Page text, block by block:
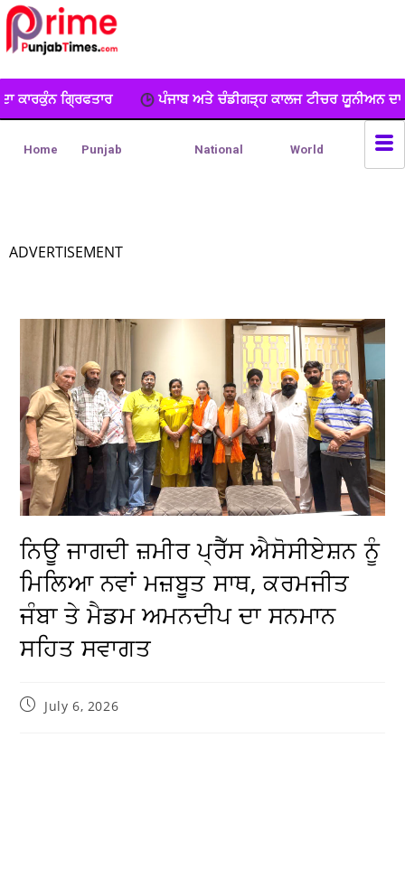
ਪੰਜਾਬ ਅਤੇ ਚੰਡੀਗੜ੍ਹ ਕਾਲਜ ਟੀਚਰ ਯੂਨੀਅਨ ਦਾ ਧਰਨਾ, ਕੀਤੀ ਨਾਅਰੇਬਾਜ਼ੀ
Home Punjab National World
ADVERTISEMENT
ਨਿਊ ਜਾਗਦੀ ਜ਼ਮੀਰ ਪ੍ਰੈੱਸ ਐਸੋਸੀਏਸ਼ਨ ਨੂੰ
ਮਿਲਿਆ ਨਵਾਂ ਮਜ਼ਬੂਤ ਸਾਥ, ਕਰਮਜੀਤ
ਜੰਬਾ ਤੇ ਮੈਡਮ ਅਮਨਦੀਪ ਦਾ ਸਨਮਾਨ
ਸਹਿਤ ਸਵਾਗਤ
July 6, 2026